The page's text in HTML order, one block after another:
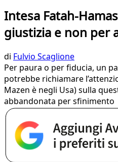
Intesa Fatah-
giustizia e non per
di Fulvio Scaglione
Per paura o per fiducia, un
potrebbe richiamare
Mazen è negli Usa) sulla
abbandonata per sfinimento